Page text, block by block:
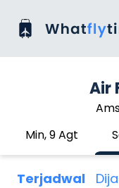
Air
Min, 9 Agt
Terjadwal